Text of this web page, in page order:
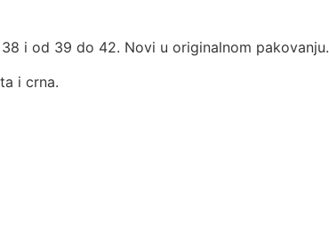
i od 39 do 42. Novi u originalnom pakovanju.
i crna.